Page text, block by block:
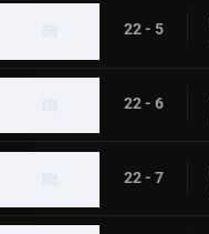
22 - 5
22 - 6
22 - 7